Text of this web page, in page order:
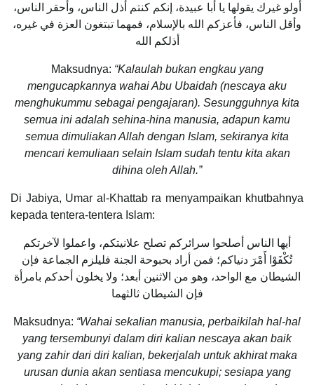
أولو غيرك يقولها يا أبا عبيدة، إنكم كنتم أذل الناس، وأحقر الناس،
وأقل الناس، فأعزكم الله بالإسلام، فمهما تبتغون العزة في غيره،
أذلكم الله
Maksudnya: “Kalaulah bukan engkau yang
mengucapkannya wahai Abu Ubaidah (nescaya aku
menghukummu sebagai pengajaran). Sesungguhnya kita
semua ini adalah sehina-hina manusia, adapun kamu
semua dimuliakan Allah dengan Islam, sekiranya kita
mencari kemuliaan selain Islam sudah tentu kita akan
dihina oleh Allah.”
Di Jabiya, Umar al-Khattab ra menyampaikan khutbahnya
kepada tentera-tentera Islam:
أيها الناس أصلحوا سرائركم تصلح علانيتكم، واعملوا لآخرتكم
تُكْفَوْا أَمْرَ دنياكم؛ فمن أراد بحبوحة الجنة فليلزم الجماعة فإن
الشيطان مع الواحد، وهو من الاثنين أبعد؛ ولا يخلون أحدكم بامرأة
فإن الشيطان ثالثهما
Maksudnya: “Wahai sekalian manusia, perbaikilah hal-hal
yang tersembunyi dalam diri kalian nescaya akan baik
yang zahir dari diri kalian, bekerjalah untuk akhirat maka
urusan dunia akan sentiasa mencukupi; sesiapa yang